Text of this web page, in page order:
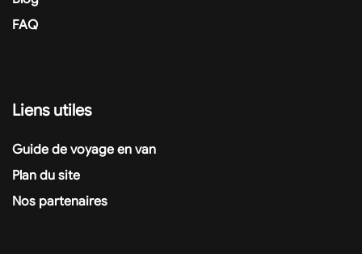
FAQ
Liens utiles
Guide de voyage en van
Plan du site
Nos partenaires